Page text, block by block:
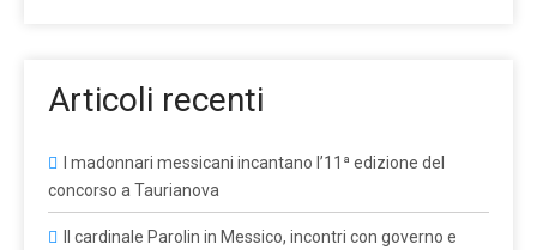
Articoli recenti
I madonnari messicani incantano l’11ª edizione del
concorso a Taurianova
Il cardinale Parolin in Messico, incontri con governo e